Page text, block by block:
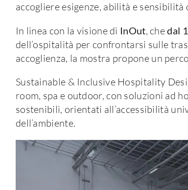
accogliere esigenze, abilità e
In linea con la visione di InOut, chedal
dell’ospitalità per confrontarsi sulle
accoglienza, la mostra propone un
Sustainable & Inclusive Hospitality
room, spa e outdoor, con soluzioni ad
sostenibili, orientati all’accessibilità
dell’ambiente.